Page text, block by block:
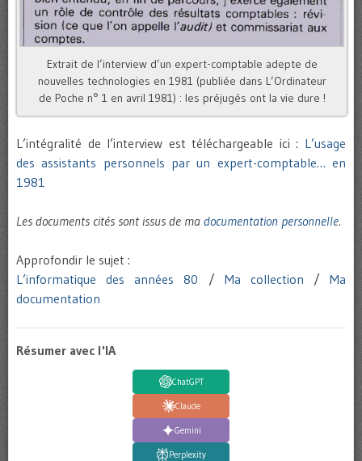
Extrait de l’interview d’un expert-comptable adepte de
nouvelles technologies en 1981 (publiée dans L’Ordinateur
de Poche n° 1 en avril 1981) : les préjugés ont la vie dure !
L’intégralité de l’interview est téléchargeable ici : L’usage
des assistants personnels par un expert-comptable… en
1981
Les documents cités sont issus de ma documentation personnelle.
Approfondir le sujet :
L’informatique des années 80 / Ma collection / Ma
documentation
Résumer avec l'IA
ChatGPT
Claude
Gemini
Perplexity